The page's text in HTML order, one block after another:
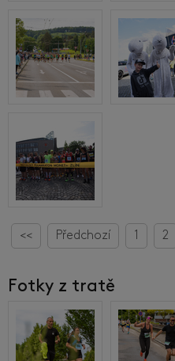
<< Předchozí 1 2
Fotky z tratě